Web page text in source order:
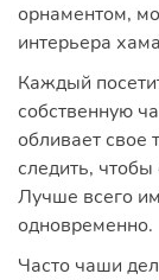
орнаментом,
интерьера
Каждый
собственную
обливает свое
следить,
Лучше всего
одновременно.
Часто чаши